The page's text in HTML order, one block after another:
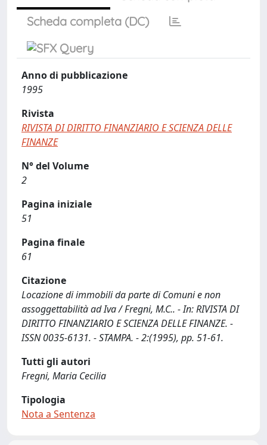
Scheda completa (DC)
Anno di pubblicazione
1995
Rivista
RIVISTA DI DIRITTO FINANZIARIO E SCIENZA DELLE
FINANZE
N° del Volume
2
Pagina iniziale
51
Pagina finale
61
Citazione
Locazione di immobili da parte di Comuni e non
assoggettabilità ad Iva / Fregni, M.C.. - In: RIVISTA DI
DIRITTO FINANZIARIO E SCIENZA DELLE FINANZE. -
ISSN 0035-6131. - STAMPA. - 2:(1995), pp. 51-61.
Tutti gli autori
Fregni, Maria Cecilia
Tipologia
Nota a Sentenza